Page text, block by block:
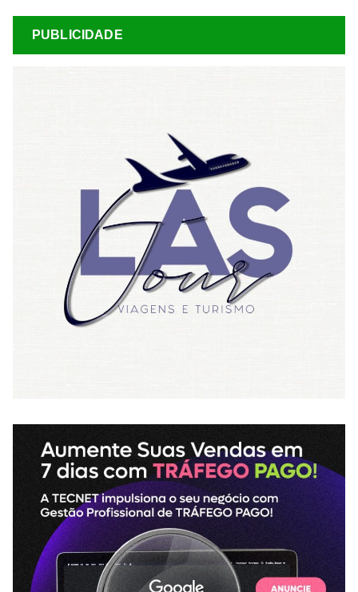
PUBLICIDADE